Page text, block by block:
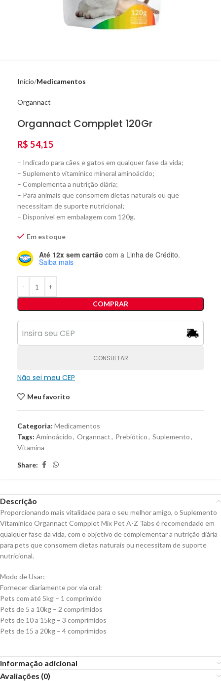
Início Medicamentos
Organnact
Organnact Compplet 120Gr
R$ 54,15
– Indicado para cães e gatos em qualquer fase da vida;
– Suplemento vitamínico mineral aminoácido;
– Complementa a nutrição diária;
– Para animais que consomem dietas naturais ou que
necessitam de suporte nutricional;
– Disponível em embalagem com 120g.
Em estoque
Até 12x sem cartão com a Linha de Crédito.
Saiba mais
COMPRAR
CONSULTAR
Não sei meu CEP
Meu favorito
Categoria: Medicamentos
Tags: Aminoácido, Organnact, Prebiótico, Suplemento,
Vitamina
Share:
Descrição
Proporcionando mais vitalidade para o seu melhor amigo, o Suplemento
Vitamínico Organnact Compplet Mix Pet A-Z Tabs é recomendado em
qualquer fase da vida, com o objetivo de complementar a nutrição diária
para pets que consomem dietas naturais ou necessitam de suporte
nutricional.
Modo de Usar:
Fornecer diariamente por via oral:
Pets com até 5kg – 1 comprimido
Pets de 5 a 10kg – 2 comprimidos
Pets de 10 a 15kg – 3 comprimidos
Pets de 15 a 20kg – 4 comprimidos
Informação adicional
Avaliações (0)